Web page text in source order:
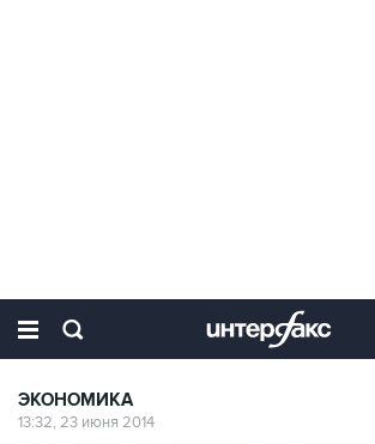
ЭКОНОМИКА
13:32, 23 июня 2014